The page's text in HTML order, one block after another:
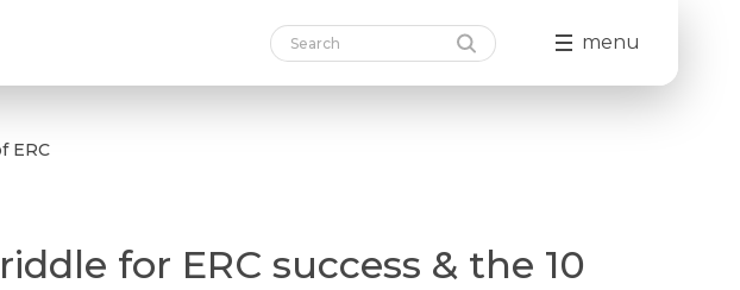
menu
ERC
for ERC success & the 10